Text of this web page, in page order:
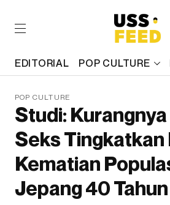
EDITORIAL POP CULTURE
POP CULTURE
Studi:
Seks Tingkatkan
Kematian
Jepang 40